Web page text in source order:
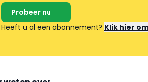
Probeer nu
Heeft u al een abonnement? Klik hier